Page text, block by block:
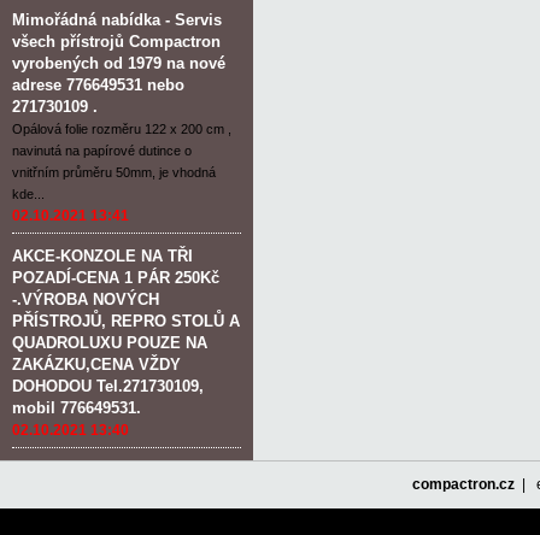
Mimořádná nabídka - Servis
všech přístrojů Compactron
vyrobených od 1979 na nové
adrese 776649531 nebo
271730109 .
Opálová folie rozměru 122 x 200 cm ,
navinutá na papírové dutince o
vnitřním průměru 50mm, je vhodná
kde...
02.10.2021 13:41
AKCE-KONZOLE NA TŘI
POZADÍ-CENA 1 PÁR 250Kč
-.VÝROBA NOVÝCH
PŘÍSTROJŮ, REPRO STOLŮ A
QUADROLUXU POUZE NA
ZAKÁZKU,CENA VŽDY
DOHODOU Tel.271730109,
mobil 776649531.
02.10.2021 13:40
compactron.cz |